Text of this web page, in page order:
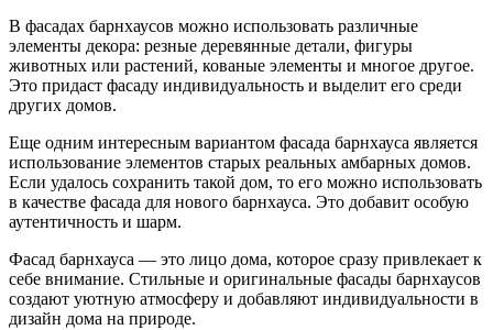
В фасадах барнхаусов можно использовать различные
элементы декора: резные деревянные детали, фигуры
животных или растений, кованые элементы и многое другое.
Это придаст фасаду индивидуальность и выделит его среди
других домов.
Еще одним интересным вариантом фасада барнхауса является
использование элементов старых реальных амбарных домов.
Если удалось сохранить такой дом, то его можно использовать
в качестве фасада для нового барнхауса. Это добавит особую
аутентичность и шарм.
Фасад барнхауса — это лицо дома, которое сразу привлекает к
себе внимание. Стильные и оригинальные фасады барнхаусов
создают уютную атмосферу и добавляют индивидуальности в
дизайн дома на природе.